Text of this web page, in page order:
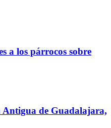
a los párrocos sobre
Antigua de Guadalajara,